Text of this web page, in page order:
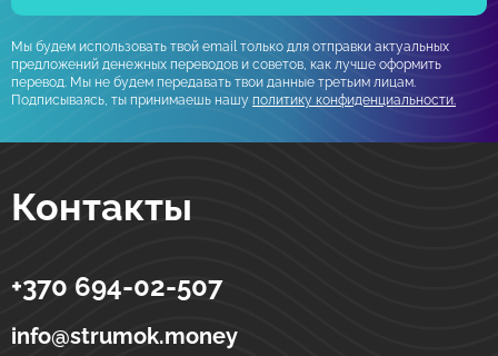
Мы будем использовать твой email только для отправки актуальных
предложений денежных переводов и советов, как лучше оформить
перевод. Мы не будем передавать твои данные третьим лицам.
Подписываясь, ты принимаешь нашу политику конфиденциальности.
Контакты
Strumok
Денежные переводы в Украине
ул. Тоториу, 5-19
+370 694-02-507
info@strumok.money